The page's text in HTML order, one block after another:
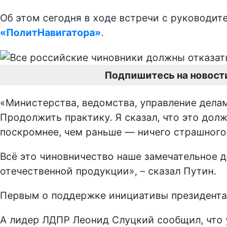
Об этом сегодня в ходе встречи с
«ПолитНавигатора».
Подпишитесь на
«Министерства, ведомства, управление
Продолжить практику. Я сказал, что это
поскромнее, чем раньше — ничего
Всё это чиновничество наше
отечественной продукции», – сказал Путин.
Первым о поддержке инициативы
А лидер ЛДПР Леонид Слуцкий сообщил, что